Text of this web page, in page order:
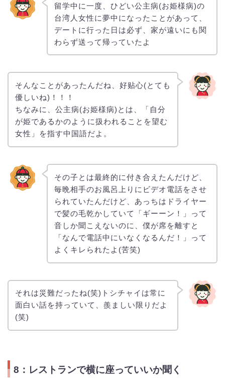
留学中に一度、ひどい公主病(お姫様病)の
台湾人女性に夢中になったことがあって、
デートに行った日は必ず、家が遠いにも関
わらず送って帰っていたよ
そんなことがあったんだね、好贴心(とても
優しいね)！！！
ちなみに、公主病(お姫様病)とは、「自分
が姫であるかのように扱われることを望む
女性」を指す中国語だよ。
その子とは最終的に付き合えたんだけど、
毎晩相手のお風呂上りにビデオ電話をさせ
られていたんだけど、あっちはドライヤー
で髪の毛乾かしていて「ギーーン！」って
音しか聞こえないのに、僕が席を離すと
「なんで電話中にいなくなるんだ！」って
よくキレられたよ(苦笑)
それは災難だったね(笑)トシチャイは常に
面白い話を持っていて、羨ましい限りだよ
(笑)
8：レストランで横に座っていいか聞く